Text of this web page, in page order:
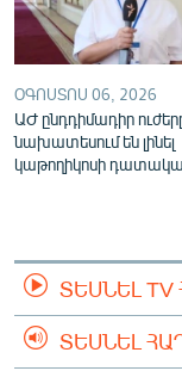
ՕԳՈՍՏՈՍ 06, 2026
ԱԺ ընդդիմադիր
նախատեսում են լինել
կաթողիկոսի
ՏԵՍՆԵԼ
ՏԵՍՆԵԼ